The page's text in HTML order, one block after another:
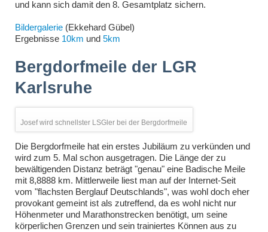
und kann sich damit den 8. Gesamtplatz sichern.
Bildergalerie(Ekkehard Gübel)
Ergebnisse 10km und 5km
Bergdorfmeile der LGR
Karlsruhe
Josef wird schnellster LSGler bei der Bergdorfmeile
Die Bergdorfmeile hat ein erstes Jubiläum zu verkünden und
wird zum 5. Mal schon ausgetragen. Die Länge der zu
bewältigenden Distanz beträgt "genau" eine Badische Meile
mit 8,8888 km. Mittlerweile liest man auf der Internet-Seit
vom "flachsten Berglauf Deutschlands", was wohl doch eher
provokant gemeint ist als zutreffend, da es wohl nicht nur
Höhenmeter und Marathonstrecken benötigt, um seine
körperlichen Grenzen und sein trainiertes Können aus zu